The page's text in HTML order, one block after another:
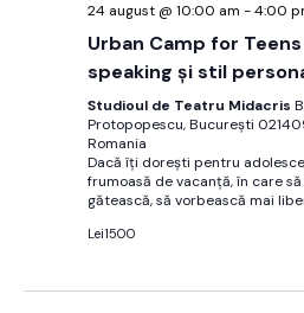
24 august @ 10:00 am -4:00
Urban Camp for
speaking și stil
Studioul de Teatru Midacris
Protopopescu, București
Romania
Dacă îți dorești pentru
frumoasă de vacanță, în care
gătească, să vorbească mai
Lei1500